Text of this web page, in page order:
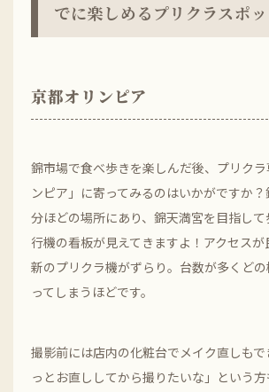
でに楽しめるプリクラスポッ
京都オリンピア
錦市場で食べ歩きを楽しんだ後、プリク
ンピア」に寄ってみるのはいかがですか
分ほどの場所にあり、錦天満宮を目指し
行機の看板が見えてきますよ！アクセス
新のプリクラ機がずらり。台数が多くど
ってしまうほどです。
撮影前には店内の化粧台でメイク直しもで
っとお直ししてから撮りたいな」という